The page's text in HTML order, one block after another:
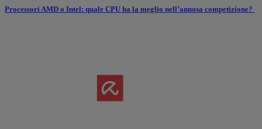
Processori AMD o Intel: quale CPU ha la meglio nell’annosa competizione?